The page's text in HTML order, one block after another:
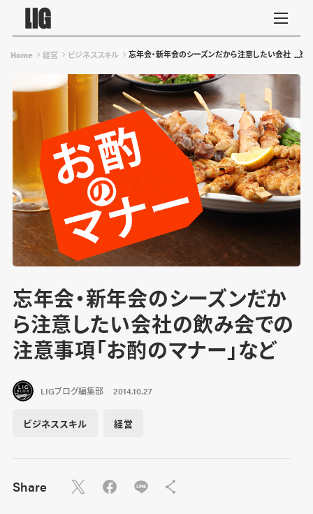
Home 経営 ビジネススキル 忘年会・新年会のシーズンだから注意したい会社の飲
忘年会・新年会のシーズンだか
ら注意したい会社の飲み会での
注意事項「お酌のマナー」など
LIGブログ編集部 2014.10.27
ビジネススキル 経営
Share